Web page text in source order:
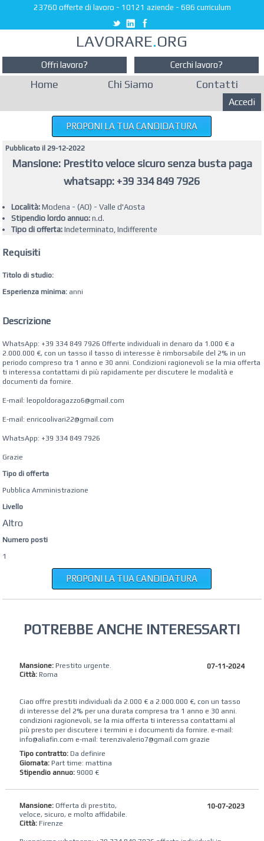
23760 offerte di lavoro - 10121 aziende - 686 curriculum
LAVORARE.ORG
Offri lavoro? Cerchi lavoro?
Home Chi Siamo Contatti
Accedi
Pubblicato il 29-12-2022
Mansione: Prestito veloce sicuro senza busta paga
whatsapp: +39 334 849 7926
PROPONI LA TUA CANDIDATURA
Località:Modena - (AO) - Valle d'Aosta
Stipendio lordo annuo:n.d.
Tipo di offerta:Indeterminato, Indifferente
Requisiti
Titolo di studio:
Esperienza minima: anni
Descrizione
WhatsApp: +39 334 849 7926 Offerte individuali in denaro da 1.000 € a
2.000.000 €, con un tasso il tasso di interesse è rimborsabile del 2% in un
periodo compreso tra 1 anno e 30 anni. Condizioni ragionevoli se la mia offerta
ti interessa contattami di più rapidamente per discutere le modalità e
documenti da fornire.
E-mail: leopoldoragazzo6@gmail.com
E-mail: enricoolivari22@gmail.com
WhatsApp: +39 334 849 7926
Grazie
Tipo di offerta
Pubblica Amministrazione
Livello
Altro
Numero posti
1
PROPONI LA TUA CANDIDATURA
POTREBBE ANCHE INTERESSARTI
Mansione:Prestito urgente.
Città:Roma
07-11-2024
Ciao offre prestiti individuali da 2.000 € a 2.000.000 €, con un tasso
di interesse del 2% per una durata compresa tra 1 anno e 30 anni.
condizioni ragionevoli, se la mia offerta ti interessa contattami al
più presto per discutere i termini e i documenti da fornire. e-mail:
info@aliafin.com e-mail: terenzivalerio7@gmail.com grazie
Tipo contratto:Da definire
Giornata: Part time: mattina
Stipendio annuo: 9000 €
Mansione:Offerta di prestito,
veloce, sicuro, e molto affidabile.
Città:Firenze
10-07-2023